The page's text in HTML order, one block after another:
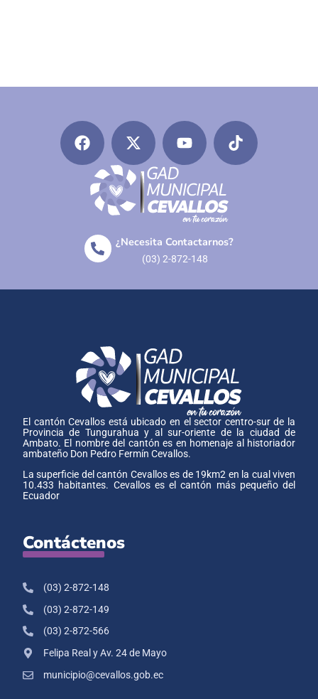
¿Necesita Contactarnos?
(03) 2-872-148
El cantón Cevallos está ubicado en el sector centro-sur de la
Provincia de Tungurahua y al sur-oriente de la ciudad de
Ambato. El nombre del cantón es en homenaje al historiador
ambateño Don Pedro Fermín Cevallos.
La superficie del cantón Cevallos es de 19km2 en la cual viven
10.433 habitantes. Cevallos es el cantón más pequeño del
Ecuador
Contáctenos
(03) 2-872-148
(03) 2-872-149
(03) 2-872-566
Felipa Real y Av. 24 de Mayo
municipio@cevallos.gob.ec